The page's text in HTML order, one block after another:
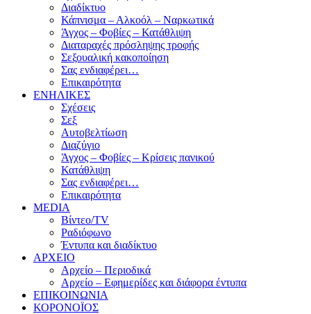
Διαδίκτυο
Κάπνισμα – Αλκοόλ – Ναρκωτικά
Άγχος – Φοβίες – Κατάθλιψη
Διαταραχές πρόσληψης τροφής
Σεξουαλική κακοποίηση
Σας ενδιαφέρει…
Επικαιρότητα
ΕΝΗΛΙΚΕΣ
Σχέσεις
Σεξ
Αυτοβελτίωση
Διαζύγιο
Άγχος – Φοβίες – Κρίσεις πανικού
Κατάθλιψη
Σας ενδιαφέρει…
Επικαιρότητα
MEDIA
Βίντεο/TV
Ραδιόφωνο
Έντυπα και διαδίκτυο
ΑΡΧΕΙΟ
Αρχείο – Περιοδικά
Αρχείο – Εφημερίδες και διάφορα έντυπα
ΕΠΙΚΟΙΝΩΝΙΑ
ΚΟΡΟΝΟΪΟΣ